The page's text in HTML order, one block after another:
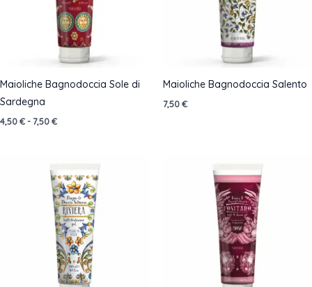
Maioliche Bagnodoccia Sole di
Sardegna
4,50€-7,50€Fascia
a
7,50 €
Maioliche Bagnodoccia Salento
7,50€